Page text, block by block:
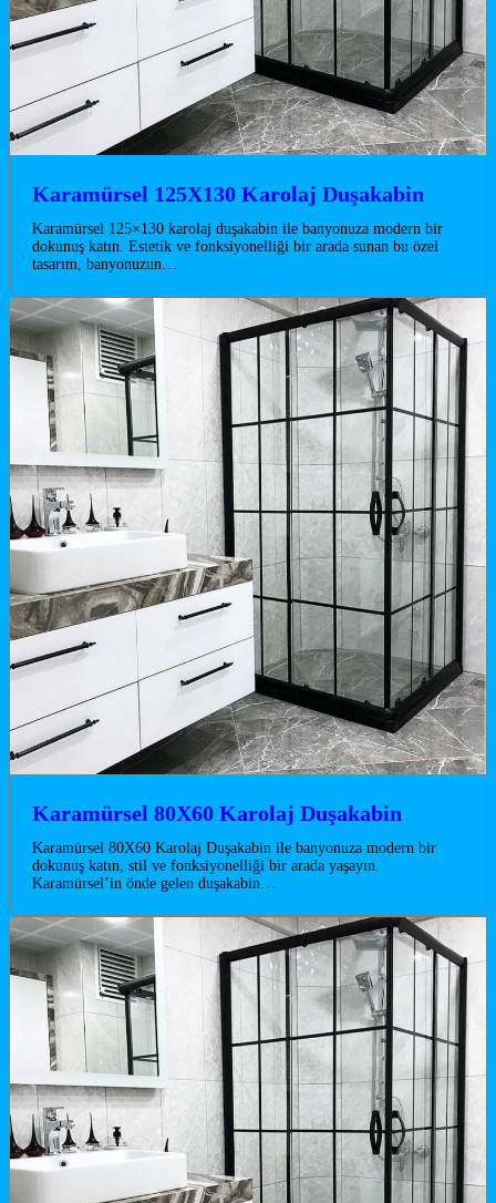
Karamürsel 125X130 Karolaj Duşakabin
Karamürsel 125×130 karolaj duşakabin ile banyonuza modern bir
dokunuş katın. Estetik ve fonksiyonelliği bir arada sunan bu özel
tasarım, banyonuzun…
Karamürsel 80X60 Karolaj Duşakabin
Karamürsel 80X60 Karolaj Duşakabin ile banyonuza modern bir
dokunuş katın, stil ve fonksiyonelliği bir arada yaşayın.
Karamürsel’in önde gelen duşakabin…